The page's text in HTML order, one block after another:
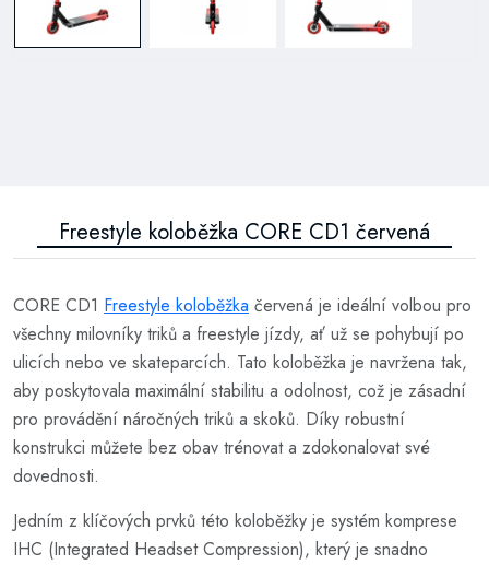
Freestyle koloběžka CORE CD1 červená
CORE CD1 Freestyle koloběžka červená je ideální volbou pro
všechny milovníky triků a freestyle jízdy, ať už se pohybují po
ulicích nebo ve skateparcích. Tato koloběžka je navržena tak,
aby poskytovala maximální stabilitu a odolnost, což je zásadní
pro provádění náročných triků a skoků. Díky robustní
konstrukci můžete bez obav trénovat a zdokonalovat své
dovednosti.
Jedním z klíčových prvků této koloběžky je systém komprese
IHC (Integrated Headset Compression), který je snadno